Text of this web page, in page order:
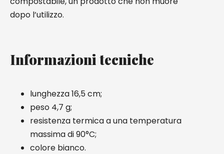
dopo l’utilizzo.
Informazioni tecniche
lunghezza 16,5 cm;
peso 4,7 g;
resistenza termica a una temperatura
massima di 90°C;
colore bianco.